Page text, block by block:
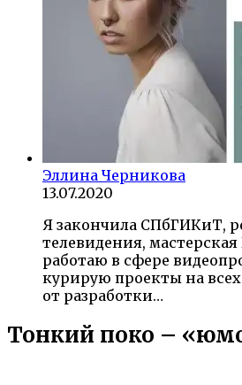
Эллина Черникова
13.07.2020
Я закончила СПбГИКиТ,
телевидения, мастерская
работаю в сфере
курирую проекты на всех
от разработки…
Тонкий поко –